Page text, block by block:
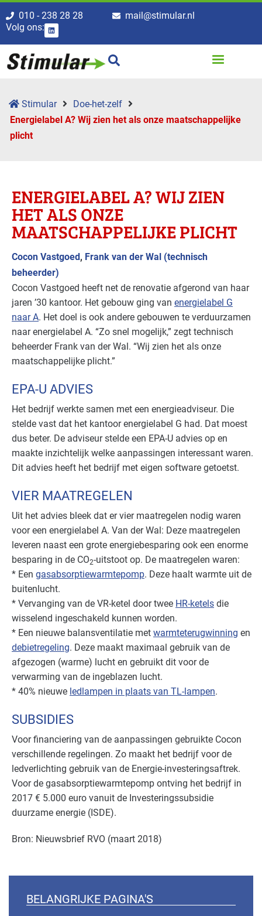
010 - 238 28 28
mail@stimular.nl
Volg ons:
Stimular
Doe-het-zelf
Energielabel A? Wij zien het als onze maatschappe­lijke
plicht
ENERGIELABEL A? WIJ ZIEN
HET ALS ONZE
MAATSCHAPPE­LIJKE PLICHT
Cocon Vastgoed, Frank van der Wal (technisch
beheerder)
Cocon Vastgoed heeft net de renovatie afgerond van haar
jaren ’30 kantoor. Het gebouw ging van energielabel G
naar A. Het doel is ook andere gebouwen te verduurzamen
naar energielabel A. “Zo snel mogelijk,” zegt technisch
beheerder Frank van der Wal. “Wij zien het als onze
maatschappelijke plicht.”
EPA-U ADVIES
Het bedrijf werkte samen met een energieadviseur. Die
stelde vast dat het kantoor energielabel G had. Dat moest
dus beter. De adviseur stelde een EPA-U advies op en
maakte inzichtelijk welke aanpassingen interessant waren.
Dit advies heeft het bedrijf met eigen software getoetst.
VIER MAATREGELEN
Uit het advies bleek dat er vier maatregelen nodig waren
voor een energielabel A. Van der Wal: Deze maatregelen
leveren naast een grote energiebesparing ook een enorme
besparing in de CO2-uitstoot op. De maatregelen waren:
* Een gasabsorptiewarmtepomp. Deze haalt warmte uit de
buitenlucht.
* Vervanging van de VR-ketel door twee HR-ketels die
wisselend ingeschakeld kunnen worden.
* Een nieuwe balansventilatie met warmteterugwinning en
debietregeling. Deze maakt maximaal gebruik van de
afgezogen (warme) lucht en gebruikt dit voor de
verwarming van de ingeblazen lucht.
* 40% nieuwe ledlampen in plaats van TL-lampen.
SUBSIDIES
Voor financiering van de aanpassingen gebruikte Cocon
verschillende regelingen. Zo maakt het bedrijf voor de
ledverlichting gebruik van de Energie-investeringsaftrek.
Voor de gasabsorptiewarmtepomp ontving het bedrijf in
2017 € 5.000 euro vanuit de Investeringssubsidie
duurzame energie (ISDE).
Bron: Nieuwsbrief RVO (maart 2018)
BELANGRIJKE PAGINA'S